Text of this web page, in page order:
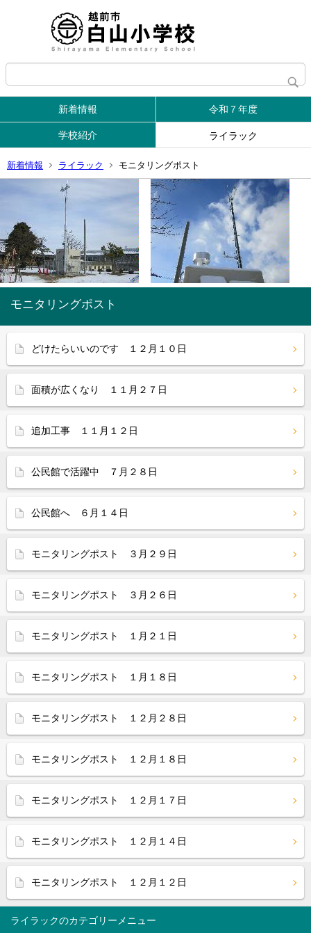
新着情報 令和７年度
学校紹介 ライラック
新着情報 ライラック モニタリングポスト
ライラック
モニタリングポスト
どけたらいいのです １２月１０日
面積が広くなり １１月２７日
追加工事 １１月１２日
公民館で活躍中 ７月２８日
公民館へ ６月１４日
モニタリングポスト ３月２９日
モニタリングポスト ３月２６日
モニタリングポスト １月２１日
モニタリングポスト １月１８日
モニタリングポスト １２月２８日
モニタリングポスト １２月１８日
モニタリングポスト １２月１７日
モニタリングポスト １２月１４日
モニタリングポスト １２月１２日